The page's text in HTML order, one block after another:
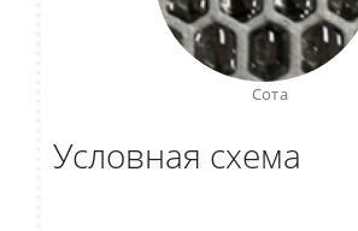
Сота
Условная схема